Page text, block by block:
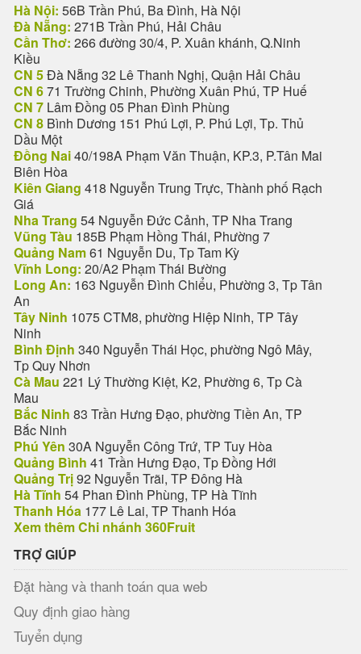
Hà Nội: 56B Trần Phú, Ba Đình, Hà Nội
Đà Nẵng: 271B Trần Phú, Hải Châu
Cần Thơ: 266 đường 30/4, P. Xuân khánh, Q.Ninh
Kiều
CN 5Đà Nẵng 32 Lê Thanh Nghị, Quận Hải Châu
CN 671 Trường Chinh, Phường Xuân Phú, TP Huế
CN 7 Lâm Đồng 05 Phan Đình Phùng
CN 8 Bình Dương 151 Phú Lợi, P. Phú Lợi, Tp. Thủ
Dầu Một
Đồng Nai40/198A Phạm Văn Thuận, KP.3, P.Tân Mai
Biên Hòa
Kiên Giang 418 Nguyễn Trung Trực, Thành phố Rạch
Giá
Nha Trang 54 Nguyễn Đức Cảnh, TP Nha Trang
Vũng Tàu 185B Phạm Hồng Thái, Phường 7
Quảng Nam61 Nguyễn Du, Tp Tam Kỳ
Vĩnh Long: 20/A2 Phạm Thái Bường
Long An: 163 Nguyễn Đình Chiểu, Phường 3, Tp Tân
An
Tây Ninh 1075 CTM8, phường Hiệp Ninh, TP Tây
Ninh
Bình Định 340 Nguyễn Thái Học, phường Ngô Mây,
Tp Quy Nhơn
Cà Mau 221 Lý Thường Kiệt, K2, Phường 6, Tp Cà
Mau
Bắc Ninh 83 Trần Hưng Đạo, phường Tiền An, TP
Bắc Ninh
Phú Yên 30A Nguyễn Công Trứ, TP Tuy Hòa
Quảng Bình 41 Trần Hưng Đạo, Tp Đồng Hới
Quảng Trị92 Nguyễn Trãi, TP Đông Hà
Hà Tĩnh 54 Phan Đình Phùng, TP Hà Tĩnh
Thanh Hóa 177 Lê Lai, TP Thanh Hóa
Xem thêm Chi nhánh 360Fruit
TRỢ GIÚP
Đặt hàng và thanh toán qua web
Quy định giao hàng
Tuyển dụng